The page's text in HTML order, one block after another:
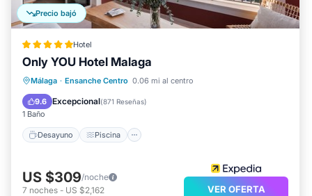
Precio bajó
Hotel
Only YOU Hotel Malaga
Málaga · Ensanche Centro 0.06 mi al centro
9.6 Excepcional(871 Reseñas)
1 Baño
Desayuno Piscina
Desayuno Piscina
Cocina
Aire acondicionado
US $309/noche
7 noches - US $2,162 VER OFERTA